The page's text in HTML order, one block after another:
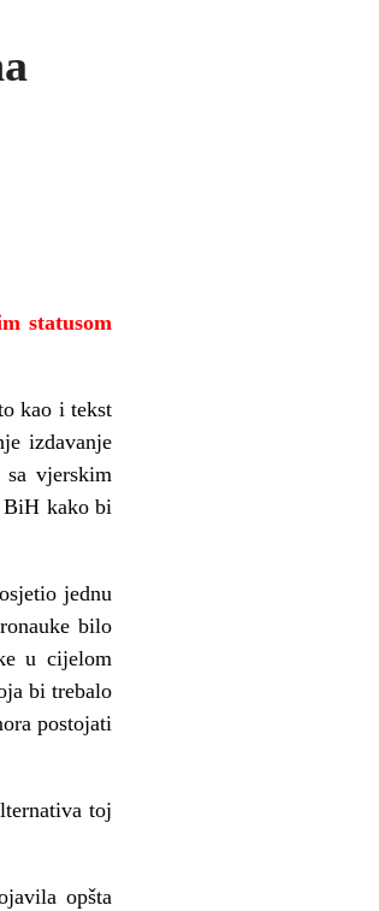
statusom
kao i tekst
izdavanje
vjerskim
BiH kako bi
jednu
bilo
u cijelom
bi trebalo
postojati
toj
opšta